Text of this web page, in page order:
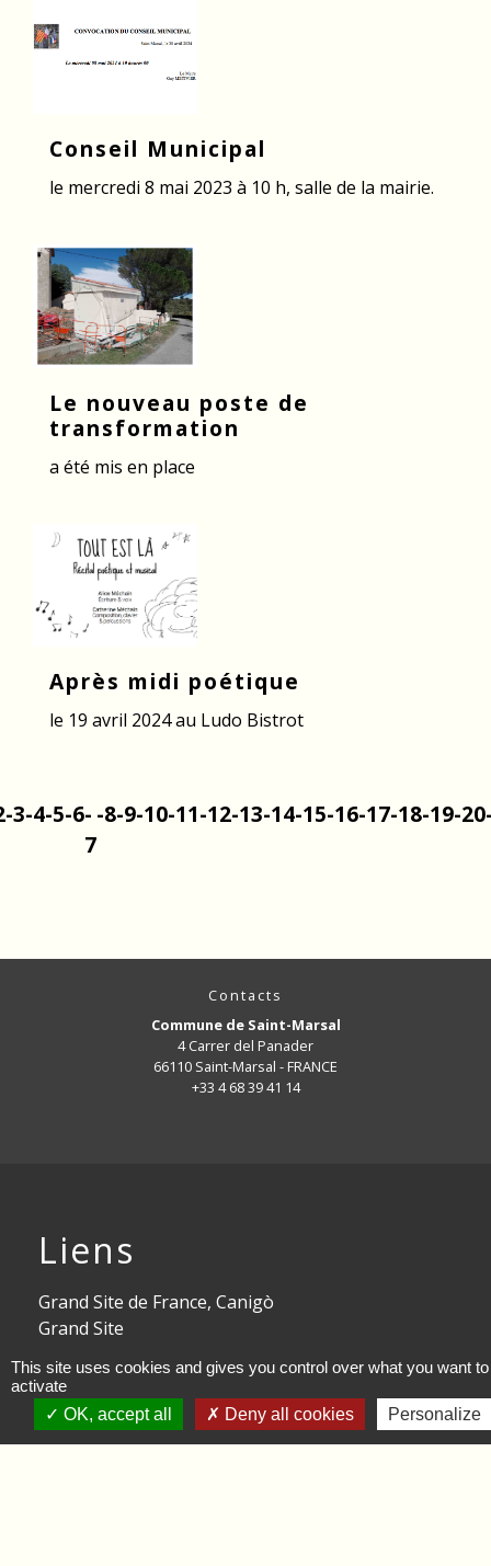
Conseil Municipal
le mercredi 8 mai 2023 à 10 h, salle de la mairie.
Le nouveau poste de
transformation
a été mis en place
Après midi poétique
le 19 avril 2024 au Ludo Bistrot
-3-4-5-6-
7
-8-9-10-11-12-13-14-15-16-17-18-19-20
Contacts
Commune de Saint-Marsal
4 Carrer del Panader
66110 Saint-Marsal - FRANCE
+33 4 68 39 41 14
Liens
Grand Site de France, Canigò
Grand Site
Pays d'Art et d'Histoire
transfontalier des vallées du
Tech et du Ter
This site uses cookies and gives you control over what you want to
activate
OK, accept all
Deny all cookies Personalize